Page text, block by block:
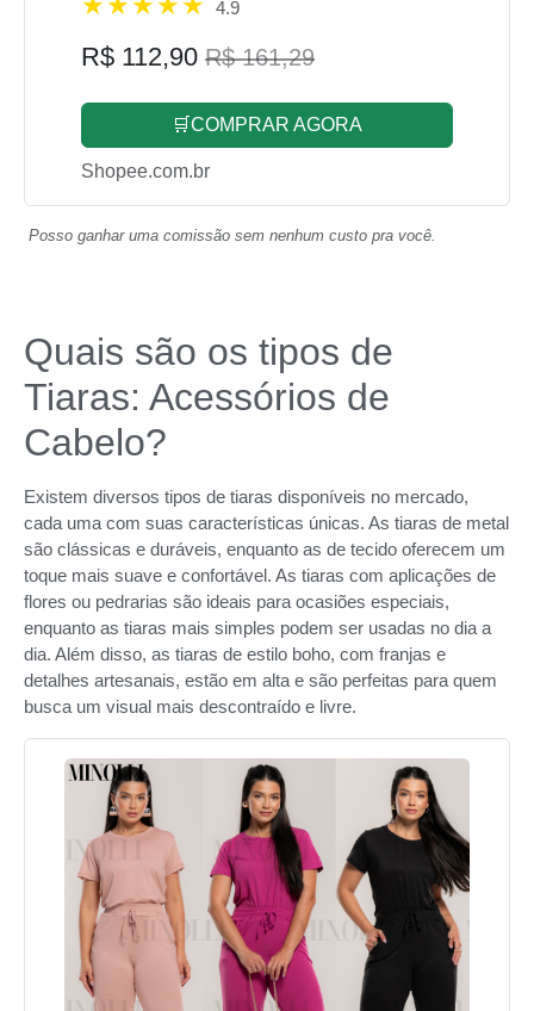
4.9
R$ 112,90 R$ 161,29
🛒COMPRAR AGORA
Shopee.com.br
Posso ganhar uma comissão sem nenhum custo pra você.
Quais são os tipos de
Tiaras: Acessórios de
Cabelo?
Existem diversos tipos de tiaras disponíveis no mercado,
cada uma com suas características únicas. As tiaras de metal
são clássicas e duráveis, enquanto as de tecido oferecem um
toque mais suave e confortável. As tiaras com aplicações de
flores ou pedrarias são ideais para ocasiões especiais,
enquanto as tiaras mais simples podem ser usadas no dia a
dia. Além disso, as tiaras de estilo boho, com franjas e
detalhes artesanais, estão em alta e são perfeitas para quem
busca um visual mais descontraído e livre.